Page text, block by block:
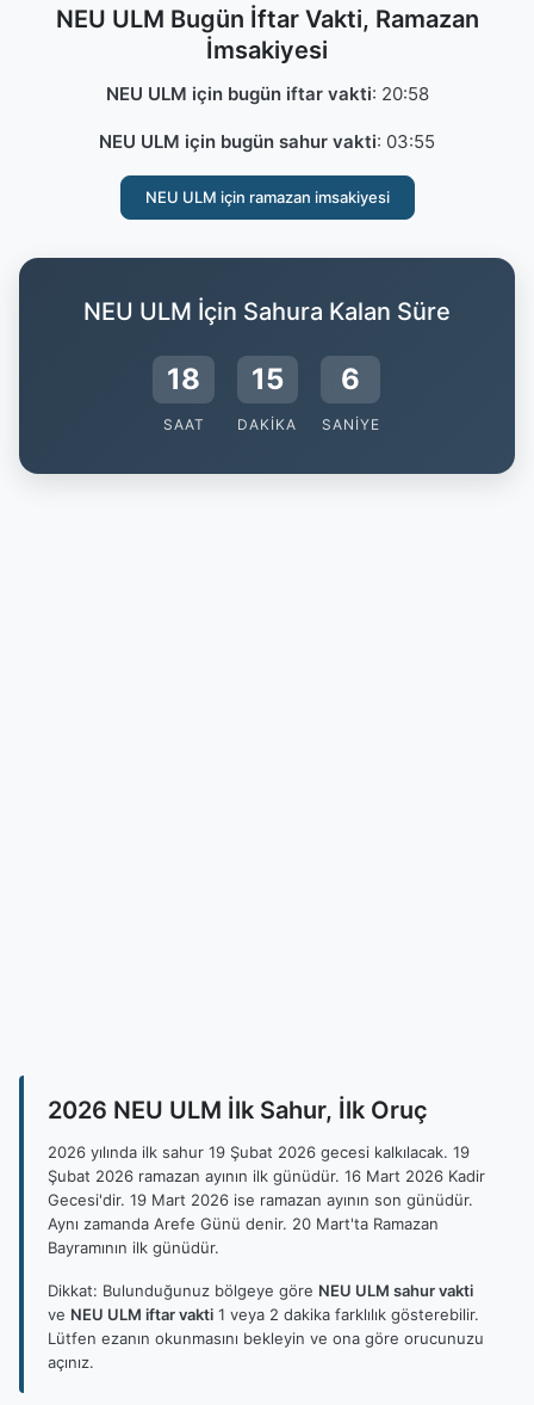
NEU ULM Bugün İftar Vakti, Ramazan
İmsakiyesi
NEU ULM için bugün iftar vakti: 20:58
NEU ULM için bugün sahur vakti: 03:55
NEU ULM için ramazan imsakiyesi
NEU ULM İçin Sahura Kalan Süre
18
SAAT
15
DAKIKA
5
SANIYE
2026 NEU ULM İlk Sahur, İlk Oruç
2026 yılında ilk sahur 19 Şubat 2026 gecesi kalkılacak. 19
Şubat 2026 ramazan ayının ilk günüdür. 16 Mart 2026 Kadir
Gecesi'dir. 19 Mart 2026 ise ramazan ayının son günüdür.
Aynı zamanda Arefe Günü denir. 20 Mart'ta Ramazan
Bayramının ilk günüdür.
Dikkat: Bulunduğunuz bölgeye göre NEU ULM sahur vakti
ve NEU ULM iftar vakti 1 veya 2 dakika farklılık gösterebilir.
Lütfen ezanın okunmasını bekleyin ve ona göre orucunuzu
açınız.